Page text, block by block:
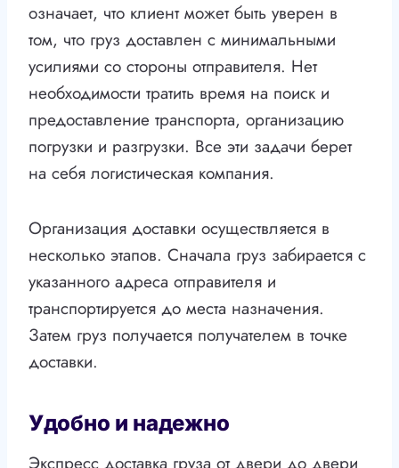
означает, что клиент может быть уверен в
том, что груз доставлен с минимальными
усилиями со стороны отправителя. Нет
необходимости тратить время на поиск и
предоставление транспорта, организацию
погрузки и разгрузки. Все эти задачи берет
на себя логистическая компания.
Организация доставки осуществляется в
несколько этапов. Сначала груз забирается с
указанного адреса отправителя и
транспортируется до места назначения.
Затем груз получается получателем в точке
доставки.
Удобно и надежно